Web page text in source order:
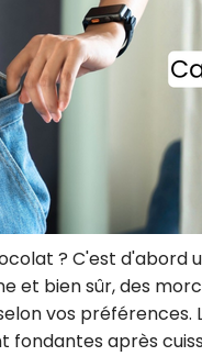
? C'est d'abord
et bien sûr, des
vos préférences.
fondantes après